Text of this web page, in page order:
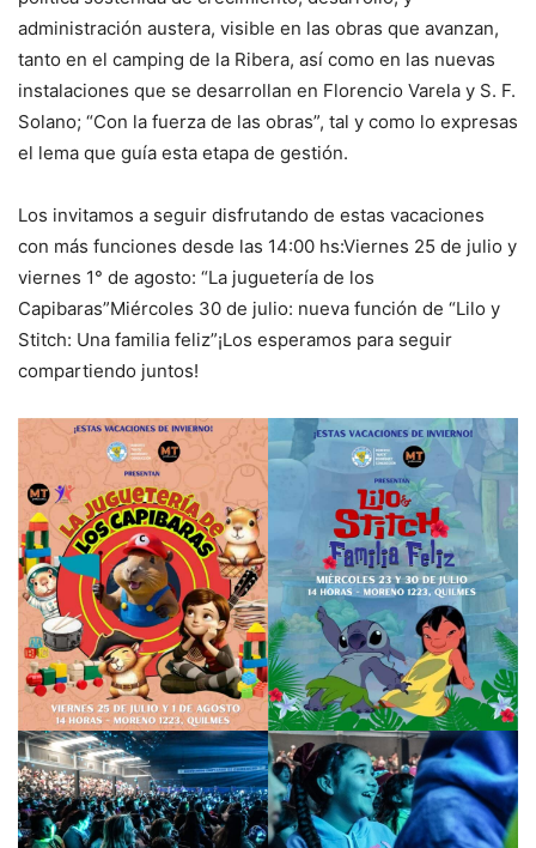
administración austera, visible en las obras que avanzan,
tanto en el camping de la Ribera, así como en las nuevas
instalaciones que se desarrollan en Florencio Varela y S. F.
Solano; “Con la fuerza de las obras”, tal y como lo expresas
el lema que guía esta etapa de gestión.
Los invitamos a seguir disfrutando de estas vacaciones
con más funciones desde las 14:00 hs:Viernes 25 de julio y
viernes 1° de agosto: “La juguetería de los
Capibaras”Miércoles 30 de julio: nueva función de “Lilo y
Stitch: Una familia feliz”¡Los esperamos para seguir
compartiendo juntos!